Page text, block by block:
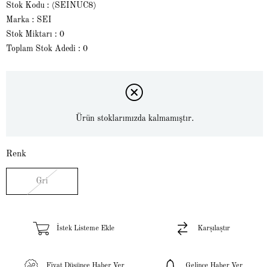
Stok Kodu
(SEINUC8)
Marka : SEI
Stok Miktarı : 0
Toplam Stok Adedi : 0
Ürün stoklarımızda kalmamıştır.
Renk
Gri
İstek Listeme Ekle Karşılaştır